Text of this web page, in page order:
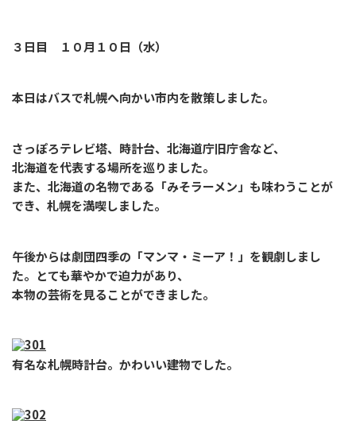
３日目 １０月１０日（水）
本日はバスで札幌へ向かい市内を散策しました。
さっぽろテレビ塔、時計台、北海道庁旧庁舎など、
北海道を代表する場所を巡りました。
また、北海道の名物である「みそラーメン」も味わうことが
でき、札幌を満喫しました。
午後からは劇団四季の「マンマ・ミーア！」を観劇しまし
た。とても華やかで迫力があり、
本物の芸術を見ることができました。
有名な札幌時計台。かわいい建物でした。